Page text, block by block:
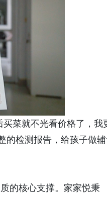
菜就不光看价格了，我
的检测报告，给孩子做
的核心支撑。家家悦秉